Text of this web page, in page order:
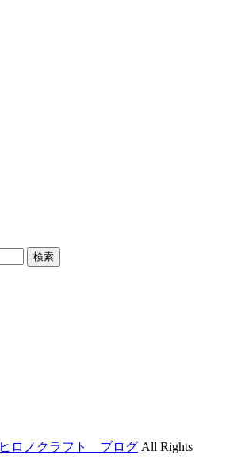
ヒロノクラフト ブログ All Rights